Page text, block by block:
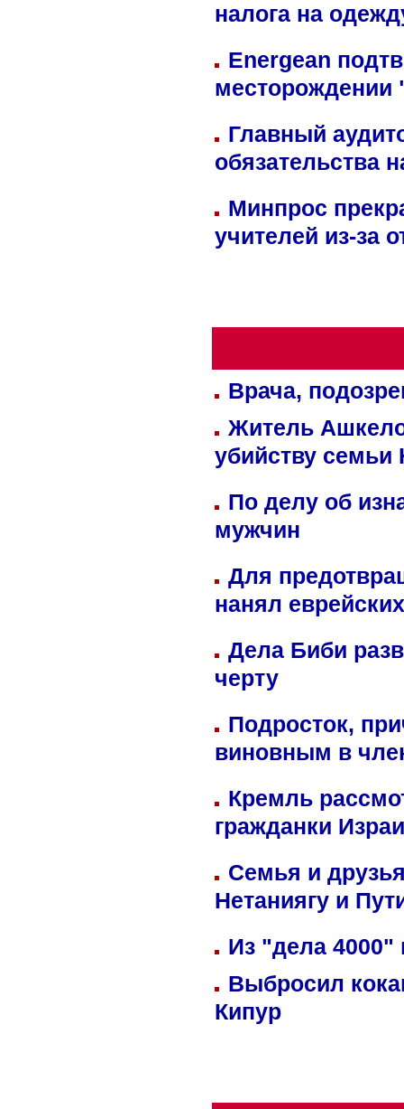
налога на
Energean
Главный
обязательства
Минпрос
учителей из-за
Врача,
Житель
убийству семьи
По делу об
мужчин
Для
нанял
Дела Биби
черту
Подросток,
виновным в
Кремль
гражданки
Семья и
Нетаниягу и
Из "дела 4000"
Выбросил
Кипур